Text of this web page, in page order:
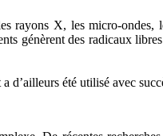
rayons X, les micro-ondes,
génèrent des radicaux
été utilisé avec